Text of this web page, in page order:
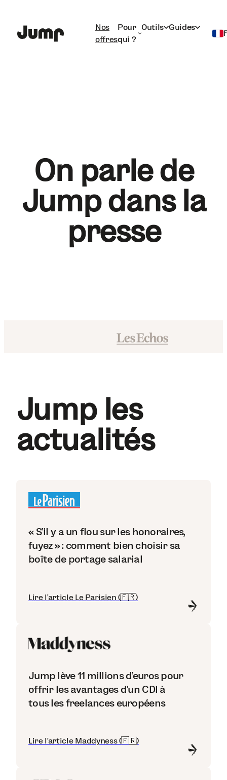
Nos
offres
Pour
qui ?
Outils Guides
On parle de
Jump dans la
presse
Jump les
actualités
« S’il y a un flou sur les honoraires,
fuyez » : comment bien choisir sa
boîte de portage salarial
Lire l'article Le Parisien (🇫🇷)
Jump lève 11 millions d’euros pour
offrir les avantages d’un CDI à
tous les freelances européens
Lire l'article Maddyness (🇫🇷)